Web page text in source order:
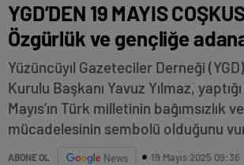
YGD’DEN 19 MAYIS
Özgürlük ve gençliğe
Yüzüncüyıl Gazeteciler Derneği
Kurulu Başkanı Yavuz Yılmaz,
Mayıs’ın Türk milletinin bağımsızlık
mücadelesinin sembolü olduğunu
ABONE OL News 19 Mayıs 2025 09:36